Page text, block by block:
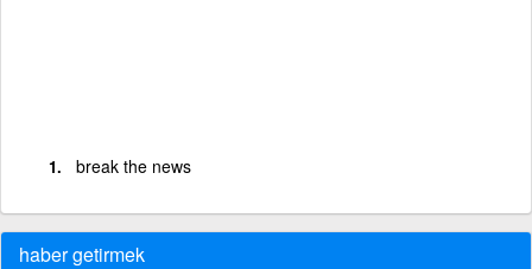
break the news
haber getirmek